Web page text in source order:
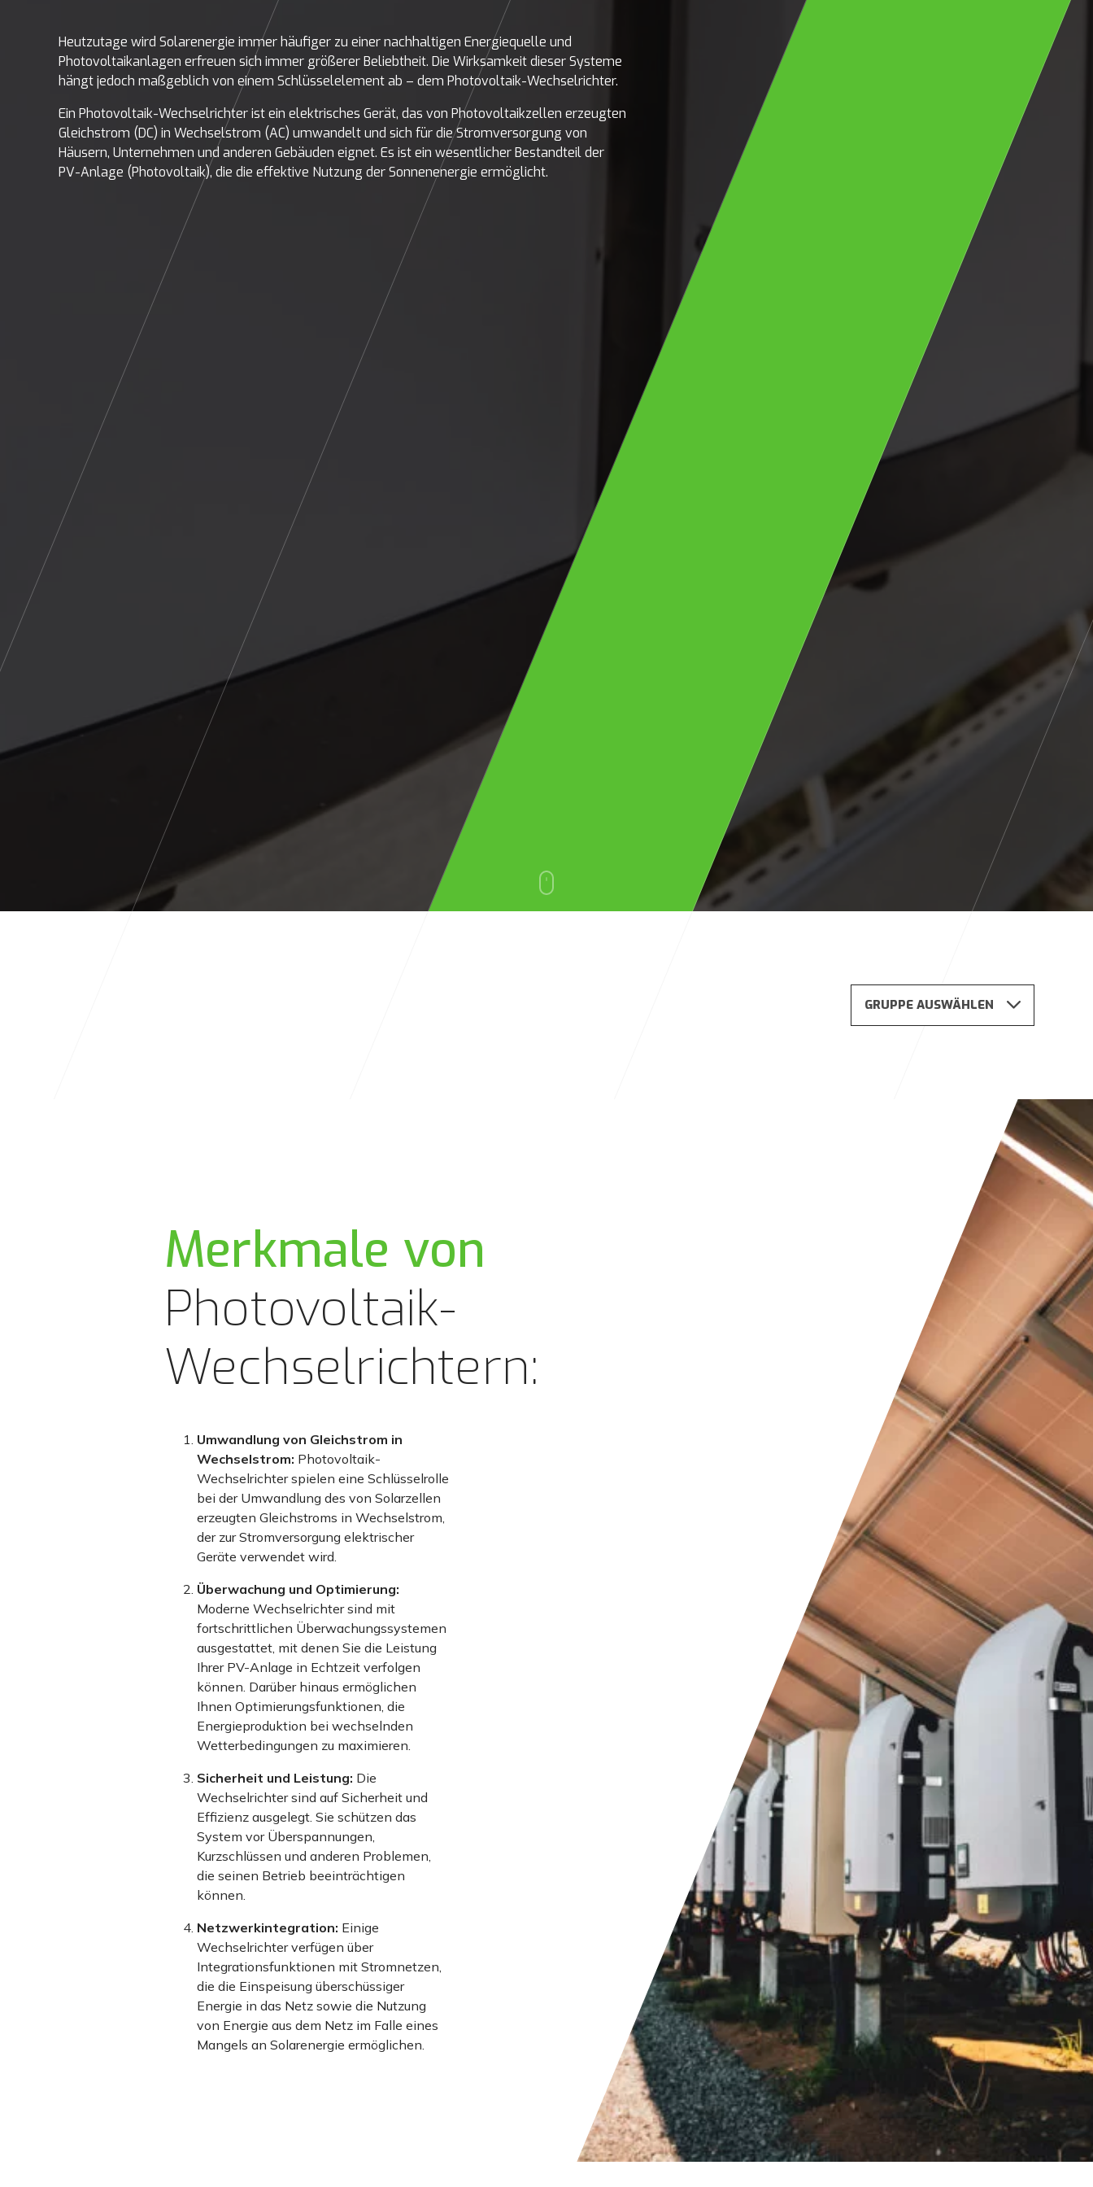
Heutzutage wird Solarenergie immer häufiger zu einer nachhaltigen Energiequelle und
Photovoltaikanlagen erfreuen sich immer größerer Beliebtheit. Die Wirksamkeit dieser Systeme
hängt jedoch maßgeblich von einem Schlüsselelement ab – dem Photovoltaik-Wechselrichter.
Ein Photovoltaik-Wechselrichter ist ein elektrisches Gerät, das von Photovoltaikzellen erzeugten
Gleichstrom (DC) in Wechselstrom (AC) umwandelt und sich für die Stromversorgung von
Häusern, Unternehmen und anderen Gebäuden eignet. Es ist ein wesentlicher Bestandteil der
PV-Anlage (Photovoltaik), die die effektive Nutzung der Sonnenenergie ermöglicht.
GRUPPE AUSWÄHLEN
Merkmale von
Photovoltaik-
Wechselrichtern:
Umwandlung von Gleichstrom in
Wechselstrom: Photovoltaik-
Wechselrichter spielen eine Schlüsselrolle
bei der Umwandlung des von Solarzellen
erzeugten Gleichstroms in Wechselstrom,
der zur Stromversorgung elektrischer
Geräte verwendet wird.
Überwachung und Optimierung:
Moderne Wechselrichter sind mit
fortschrittlichen Überwachungssystemen
ausgestattet, mit denen Sie die Leistung
Ihrer PV-Anlage in Echtzeit verfolgen
können. Darüber hinaus ermöglichen
Ihnen Optimierungsfunktionen, die
Energieproduktion bei wechselnden
Wetterbedingungen zu maximieren.
Sicherheit und Leistung: Die
Wechselrichter sind auf Sicherheit und
Effizienz ausgelegt. Sie schützen das
System vor Überspannungen,
Kurzschlüssen und anderen Problemen,
die seinen Betrieb beeinträchtigen
können.
Netzwerkintegration: Einige
Wechselrichter verfügen über
Integrationsfunktionen mit Stromnetzen,
die die Einspeisung überschüssiger
Energie in das Netz sowie die Nutzung
von Energie aus dem Netz im Falle eines
Mangels an Solarenergie ermöglichen.